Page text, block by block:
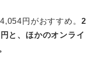
円がおすすめ。 2
と、ほかのオンライ